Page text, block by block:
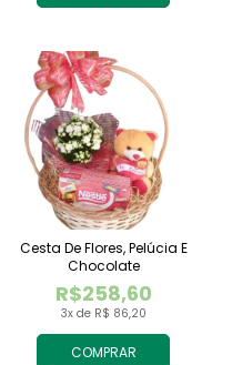
COMPRAR
3x de R$ 86,20
R$258,60
Cesta De Flores, Pelúcia E
Chocolate